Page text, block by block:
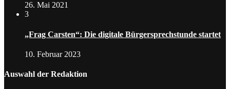
26. Mai 2021
3
„Frag Carsten“: Die digitale Bürgersprechstunde startet
10. Februar 2023
Auswahl der Redaktion